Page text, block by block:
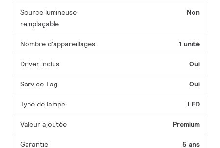
Source lumineuse
remplaçable
Non
Nombre d'appareillages 1 unité
Driver inclus Oui
Service Tag Oui
Type de lampe LED
Valeur ajoutée Premium
Garantie 5 ans